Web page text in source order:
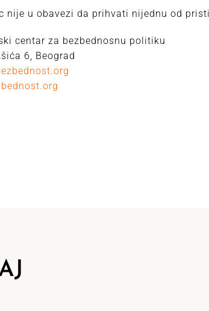
nije u obavezi da prihvati nijednu od
centar za bezbednosnu politiku
6, Beograd